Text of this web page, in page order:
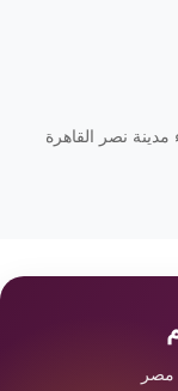
نصر القاهرة